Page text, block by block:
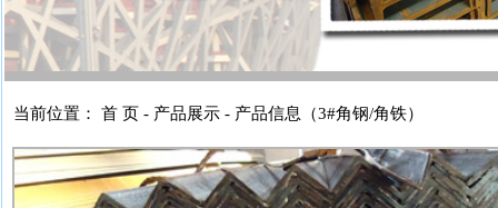
当前位置： 首 页 - 产品展示 - 产品信息（3#角钢/角铁）